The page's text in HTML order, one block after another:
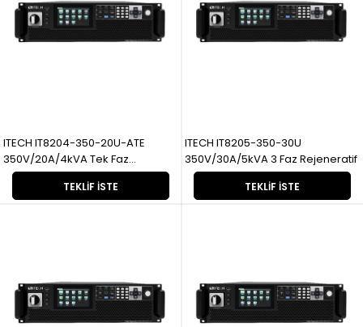
TEKLIF İSTE
ITECH IT8204-350-20U-ATE
350V/20A/4kVA Tek Faz
Rejeneratif
TEKLIF İSTE
ITECH IT8205-350-30U
350V/30A/5kVA 3 Faz Rejeneratif